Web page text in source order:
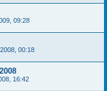
09:28
00:18
16:42